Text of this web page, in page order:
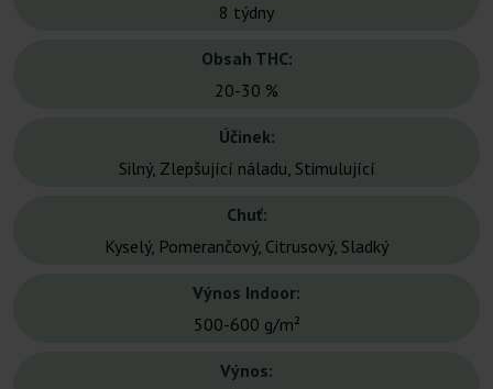
8 týdny
Obsah THC:
20-30 %
Účinek:
Silný, Zlepšující náladu, Stimulující
Chuť:
Kyselý, Pomerančový, Citrusový, Sladký
Výnos Indoor:
500-600 g/m²
Výnos: